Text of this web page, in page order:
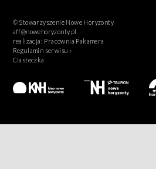
© Stowarzyszenie Nowe Horyzonty
aff@nowehoryzonty.pl
realizacja: Pracownia Pakamera
Regulamin serwisu ›
Ciasteczka